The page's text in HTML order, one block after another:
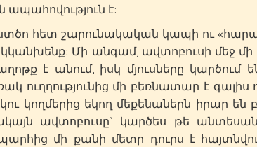
ապահովություն է:
հետ շարունակական կապի ու
Մի անգամ, ավտոբուսի մեջ մի
է անում, իսկ մյուսները կարծում
ուղղությունից մի բեռնատար է գալիս
կողմերից եկող մեքենաներն իրար
ավտոբուսը` կարծես թե
մի քանի մետր դուրս է